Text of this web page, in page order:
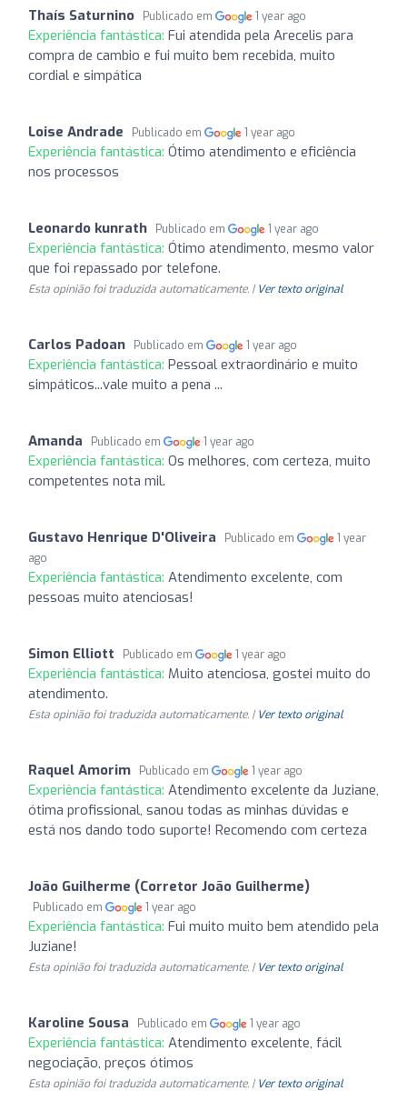
Thaís Saturnino Publicado em 1 year ago
Experiência fantástica: Fui atendida pela Arecelis para
compra de cambio e fui muito bem recebida, muito
cordial e simpática
Loise Andrade Publicado em 1 year ago
Experiência fantástica: Ótimo atendimento e eficiência
nos processos
Leonardo kunrath Publicado em 1 year ago
Experiência fantástica: Ótimo atendimento, mesmo valor
que foi repassado por telefone.
Esta opinião foi traduzida automaticamente. | Ver texto original
Carlos Padoan Publicado em 1 year ago
Experiência fantástica: Pessoal extraordinário e muito
simpáticos...vale muito a pena ...
Amanda Publicado em 1 year ago
Experiência fantástica: Os melhores, com certeza, muito
competentes nota mil.
Gustavo Henrique D'Oliveira Publicado em
1 year
ago
Experiência fantástica: Atendimento excelente, com
pessoas muito atenciosas!
Simon Elliott Publicado em 1 year ago
Experiência fantástica: Muito atenciosa, gostei muito do
atendimento.
Esta opinião foi traduzida automaticamente. | Ver texto original
Raquel Amorim Publicado em 1 year ago
Experiência fantástica: Atendimento excelente da Juziane,
ótima profissional, sanou todas as minhas dúvidas e
está nos dando todo suporte! Recomendo com certeza
João Guilherme (Corretor João Guilherme)
Publicado em 1 year ago
Experiência fantástica: Fui muito muito bem atendido pela
Juziane!
Esta opinião foi traduzida automaticamente. | Ver texto original
Karoline Sousa Publicado em 1 year ago
Experiência fantástica: Atendimento excelente, fácil
negociação, preços ótimos
Esta opinião foi traduzida automaticamente. | Ver texto original